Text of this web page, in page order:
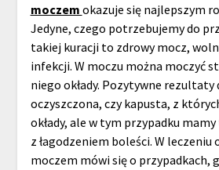
moczem okazuje się najlepszym
Jedyne, czego potrzebujemy do
takiej kuracji to zdrowy mocz,
infekcji. W moczu można moczyć
niego okłady. Pozytywne rezultaty
oczyszczona, czy kapusta, z
okłady, ale w tym przypadku
z łagodzeniem boleści. W
moczem mówi się o przypadkach,